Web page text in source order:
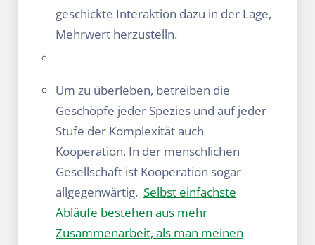
geschickte Interaktion dazu in der Lage,
Mehrwert herzustelln.
Um zu überleben, betreiben die
Geschöpfe jeder Spezies und auf jeder
Stufe der Komplexität auch
Kooperation. In der menschlichen
Gesellschaft ist Kooperation sogar
allgegenwärtig. Selbst einfachste
Abläufe bestehen aus mehr
Zusammenarbeit, als man meinen